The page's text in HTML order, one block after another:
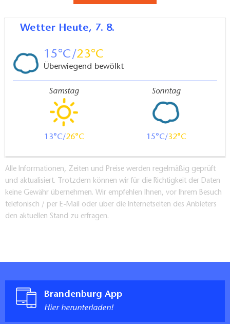
Wetter Heute, 7. 8.
15 23
Überwiegend bewölkt
Samstag
13 26
Sonntag
15 32
Alle Informationen, Zeiten und Preise werden regelmäßig geprüft
und aktualisiert. Trotzdem können wir für die Richtigkeit der Daten
keine Gewähr übernehmen. Wir empfehlen Ihnen, vor Ihrem Besuch
telefonisch / per E-Mail oder über die Internetseiten des Anbieters
den aktuellen Stand zu erfragen.
Brandenburg App
Hier herunterladen!